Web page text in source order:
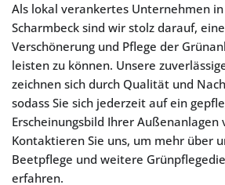
Als lokal verankertes Unternehmen
Scharmbeck sind wir stolz darauf,
Verschönerung und Pflege der
leisten zu können. Unsere
zeichnen sich durch Qualität und
sodass Sie sich jederzeit auf ein
Erscheinungsbild Ihrer Außenanlagen
Kontaktieren Sie uns, um mehr über
Beetpflege und weitere
erfahren.